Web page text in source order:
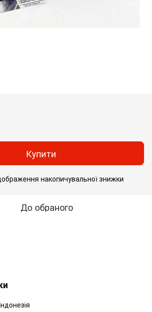
Купити
накопичувальної знижки
До обраного